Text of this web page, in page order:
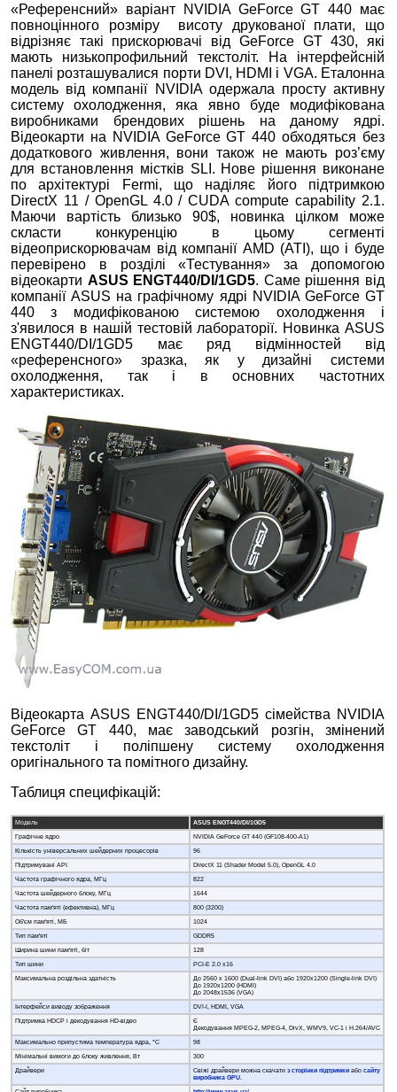
«Референсний» варіант NVIDIA GeForce GT 440 має
повноцінного розміру висоту друкованої плати, що
відрізняє такі прискорювачі від GeForce GT 430, які
мають низькопрофильний текстоліт. На інтерфейсній
панелі розташувалися порти DVI, HDMI і VGA. Еталонна
модель від компанії NVIDIA одержала просту активну
систему охолодження, яка явно буде модифікована
виробниками брендових рішень на даному ядрі.
Відеокарти на NVIDIA GeForce GT 440 обходяться без
додаткового живлення, вони також не мають роз’єму
для встановлення містків SLI. Нове рішення виконане
по архітектурі Fermi, що наділяє його підтримкою
DirectХ 11 / OpenGL 4.0 / CUDA compute capability 2.1.
Маючи вартість близько 90$, новинка цілком може
скласти конкуренцію в цьому сегменті
відеоприскорювачам від компанії AMD (ATI), що і буде
перевірено в розділі «Тестування» за допомогою
відеокарти ASUS ENGT440/DI/1GD5. Саме рішення від
компанії ASUS на графічному ядрі NVIDIA GeForce GT
440 з модифікованою системою охолодження і
з'явилося в нашій тестовій лабораторії. Новинка ASUS
ENGT440/DI/1GD5 має ряд відмінностей від
«референсного» зразка, як у дизайні системи
охолодження, так і в основних частотних
характеристиках.
Відеокарта ASUS ENGT440/DI/1GD5 сімейства NVIDIA
GeForce GT 440, має заводський розгін, змінений
текстоліт і поліпшену систему охолодження
оригінального та помітного дизайну.
Таблиця специфікацій:
Модель
ASUS ENGT440/DI/1GD5
Графічне ядро
NVIDIA GeForce GT 440 (GF108-400-A1)
Кількість універсальних шейдерних процесорів
96
Підтримувані API
DirectХ 11 (Shader Model 5.0), OpenGL 4.0
Частота графічного ядра, МГц
822
Частота шейдерного блоку, МГц
1644
Частота пам'яті (ефективна), МГц
800 (3200)
Об'єм пам'яті, МБ
1024
Тип пам'яті
GDDR5
Ширина шини пам'яті, біт
128
Тип шини
PCI-E 2.0 x16
Максимальна роздільна здатність
До 2560 x 1600 (Dual-link DVI) або 1920x1200 (Single-link DVI)
До 1920x1200 (HDMI)
До 2048x1536 (VGA)
Інтерфейси виводу зображення
DVI-I, HDMI, VGA
Підтримка HDCP і декодування HD-відео
Є
Декодування MPEG-2, MPEG-4, DivХ, WMV9, VC-1 і H.264/AVC
Максимально припустима температура ядра, °С
98
Мінімальні вимоги до блоку живлення, Вт
300
Драйвери
Свіжі драйвери можна скачатиз сторінки підтримки абосайту
виробника GPU.